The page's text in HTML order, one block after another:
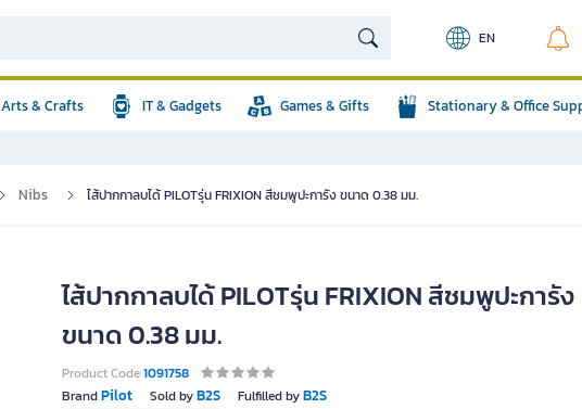
EN
Arts & Crafts IT & Gadgets Games & Gifts Stationary & Office
Nibs ไส้ปากกาลบได้ PILOTรุ่น FRIXION สีชมพูปะการัง ขนาด 0.38 มม.
ไส้ปากกาลบได้ PILOTรุ่น FRIXION สีชมพูปะการัง
ขนาด 0.38 มม.
Product Code1091758
BrandPilot Sold byB2S Fulfilled byB2S